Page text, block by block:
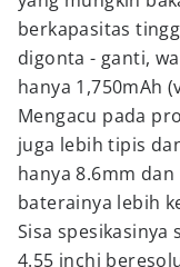
berkapasitas
digonta - ganti,
hanya 1,750mAh
Mengacu pada
juga lebih tipis
hanya 8.6mm
baterainya lebih
Sisa
4.55 inchi